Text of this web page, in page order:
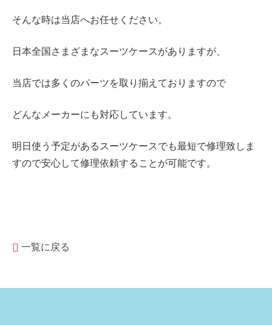
そんな時は当店へお任せください。
日本全国さまざまなスーツケースがありますが、
当店では多くのパーツを取り揃えておりますので
どんなメーカーにも対応しています。
明日使う予定があるスーツケースでも最短で修理致しま
すので安心して修理依頼することが可能です。
一覧に戻る